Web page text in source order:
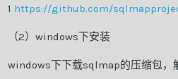
1 https://github.com/
（2）windows下安装
windows下下载sqlmap的压缩包，